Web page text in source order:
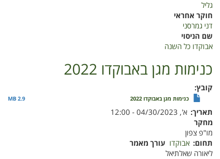
גליל
חוקר אחראי
דני גמרסני
שם הניסוי
אבוקדו כל השנה
כנימות מגן באבוקדו 2022
קובץ
כנימות מגן באבוקדו 2022 2.9 MB
תאריך א', 04/30/2023 - 12:00
מחקר
מו"פ צפון
תחום אבוקדו עורך מאמר
ליאורה שאלתיאל